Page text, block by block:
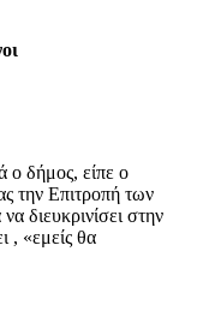
ο δήμος, είπε ο
την Επιτροπή των
διευκρινίσει στην
, «εμείς θα